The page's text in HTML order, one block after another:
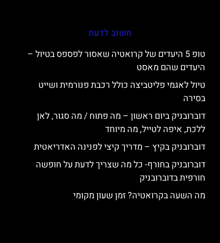
חשוב לדעת
טופ 5 היעדים של קרואטיה שאסור לפספס בטיול –
היעדים שהם מאסט
טיול לאגמי פליטביצה כולל רכבת פנורמית ושייט
בסירה
דוברובניק ביום ראשון – מה פתוח / מה סגור, לאן
ללכת, איפה לטייל, מה מיוחד
דוברובניק בקיץ – מדריך קיצי לפנינה האדריאטית
דוברובניק בחורף- כל מה שצריך לדעת על חופשה
חורפית בדוברובניק
מה השעה בקרואטיה? זמן שעון מקומי